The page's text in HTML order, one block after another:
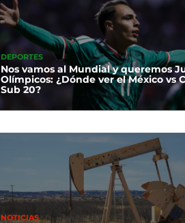
DEPORTES
Nos vamos al Mundial y queremos
Olímpicos: ¿Dónde ver el México vs
Sub 20?
NOTICIAS